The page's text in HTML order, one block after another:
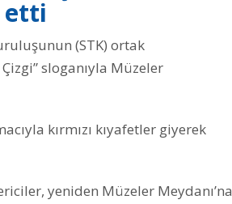
etti
(STK) ortak
sloganıyla Müzeler
kırmızı kıyafetler giyerek
yeniden Müzeler Meydanı’na